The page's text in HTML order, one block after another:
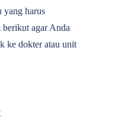
yang harus
berikut agar Anda
ke dokter atau unit